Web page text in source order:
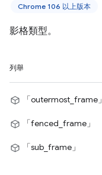
Chrome 106 以上版本
影格類型。
列舉
「outermost_frame」
「fenced_frame」
「sub_frame」